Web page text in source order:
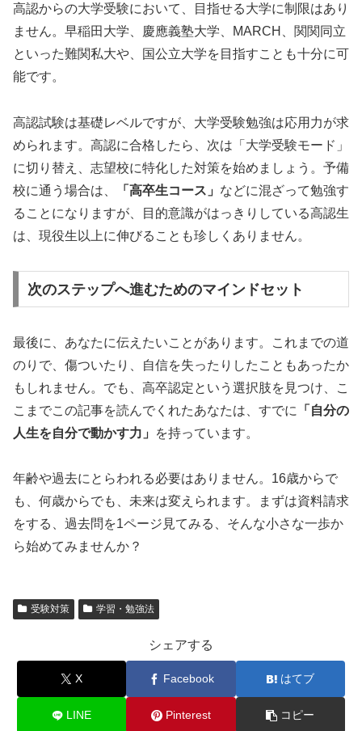
高認からの大学受験において、目指せる大学に制限はあり
ません。早稲田大学、慶應義塾大学、MARCH、関関同立
といった難関私大や、国公立大学を目指すことも十分に可
能です。
高認試験は基礎レベルですが、大学受験勉強は応用力が求
められます。高認に合格したら、次は「大学受験モード」
に切り替え、志望校に特化した対策を始めましょう。予備
校に通う場合は、
「高卒生コース」 などに混ざって勉強す
ることになりますが、目的意識がはっきりしている高認生
は、現役生以上に伸びることも珍しくありません。
次のステップへ進むためのマインドセット
最後に、あなたに伝えたいことがあります。これまでの道
のりで、傷ついたり、自信を失ったりしたこともあったか
もしれません。でも、高卒認定という選択肢を見つけ、こ
こまでこの記事を読んでくれたあなたは、すでに
「自分の
人生を自分で動かす力」
を持っています。
年齢や過去にとらわれる必要はありません。16歳からで
も、何歳からでも、未来は変えられます。まずは資料請求
をする、過去問を1ページ見てみる、そんな小さな一歩か
ら始めてみませんか？
受験対策 学習・勉強法
シェアする
X Facebook はてブ
LINE Pinterest コピー